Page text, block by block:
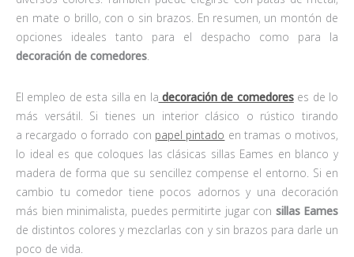
en mate o brillo, con o sin brazos. En resumen, un montón de
opciones ideales tanto para el despacho como para la
decoración de comedores.
El empleo de esta silla en la decoración de comedoreses de lo
más versátil. Si tienes un interior clásico o rústico tirando
a recargado o forrado con papel pintado en tramas o motivos,
lo ideal es que coloques las clásicas sillas Eames en blanco y
madera de forma que su sencillez compense el entorno. Si en
cambio tu comedor tiene pocos adornos y una decoración
más bien minimalista, puedes permitirte jugar con sillas Eames
de distintos colores y mezclarlas con y sin brazos para darle un
poco de vida.